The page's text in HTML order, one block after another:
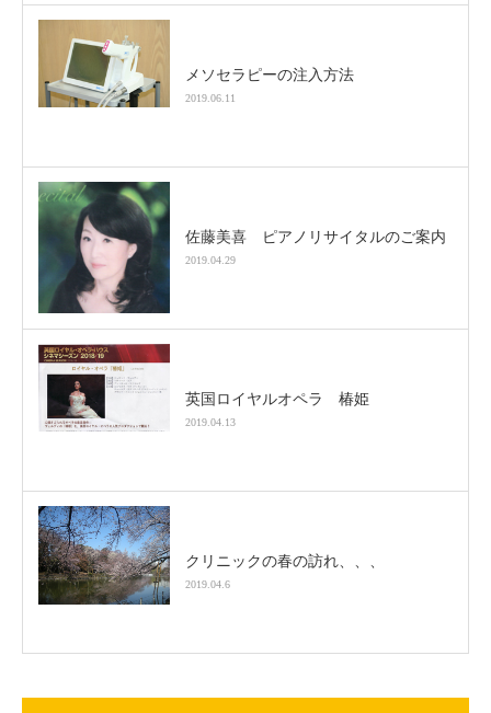
メソセラピーの注入方法
2019.06.11
佐藤美喜 ピアノリサイタルのご案内
2019.04.29
英国ロイヤルオペラ 椿姫
2019.04.13
クリニックの春の訪れ、、、
2019.04.6